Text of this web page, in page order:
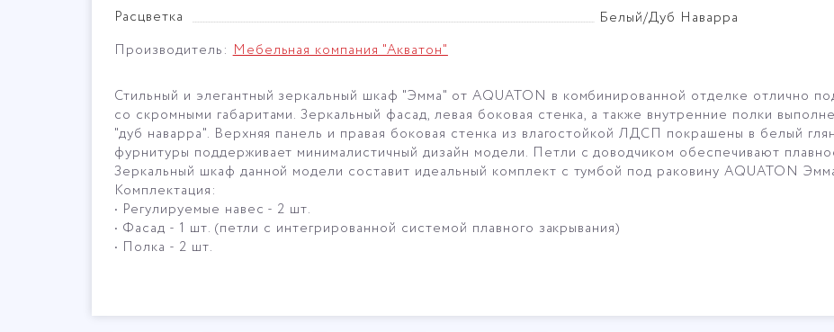
Расцветка
Белый/Дуб Наварра
Производитель:Мебельная компания "Акватон"
Стильный и элегантный зеркальный шкаф "Эмма" от AQUATON в комбинированной отделке отлично
со скромными габаритами. Зеркальный фасад, левая боковая стенка, а также внутренние полки
"дуб наварра". Верхняя панель и правая боковая стенка из влагостойкой ЛДСП покрашены в белый
фурнитуры поддерживает минималистичный дизайн модели. Петли с доводчиком обеспечивают
Зеркальный шкаф данной модели составит идеальный комплект с тумбой под раковину AQUATON
Комплектация:
• Регулируемые навес - 2 шт.
• Фасад - 1 шт. (петли с интегрированной системой плавного закрывания)
• Полка - 2 шт.